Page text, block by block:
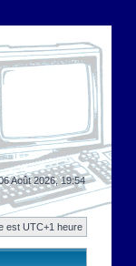
Août 2026, 19:54
est UTC+1 heure